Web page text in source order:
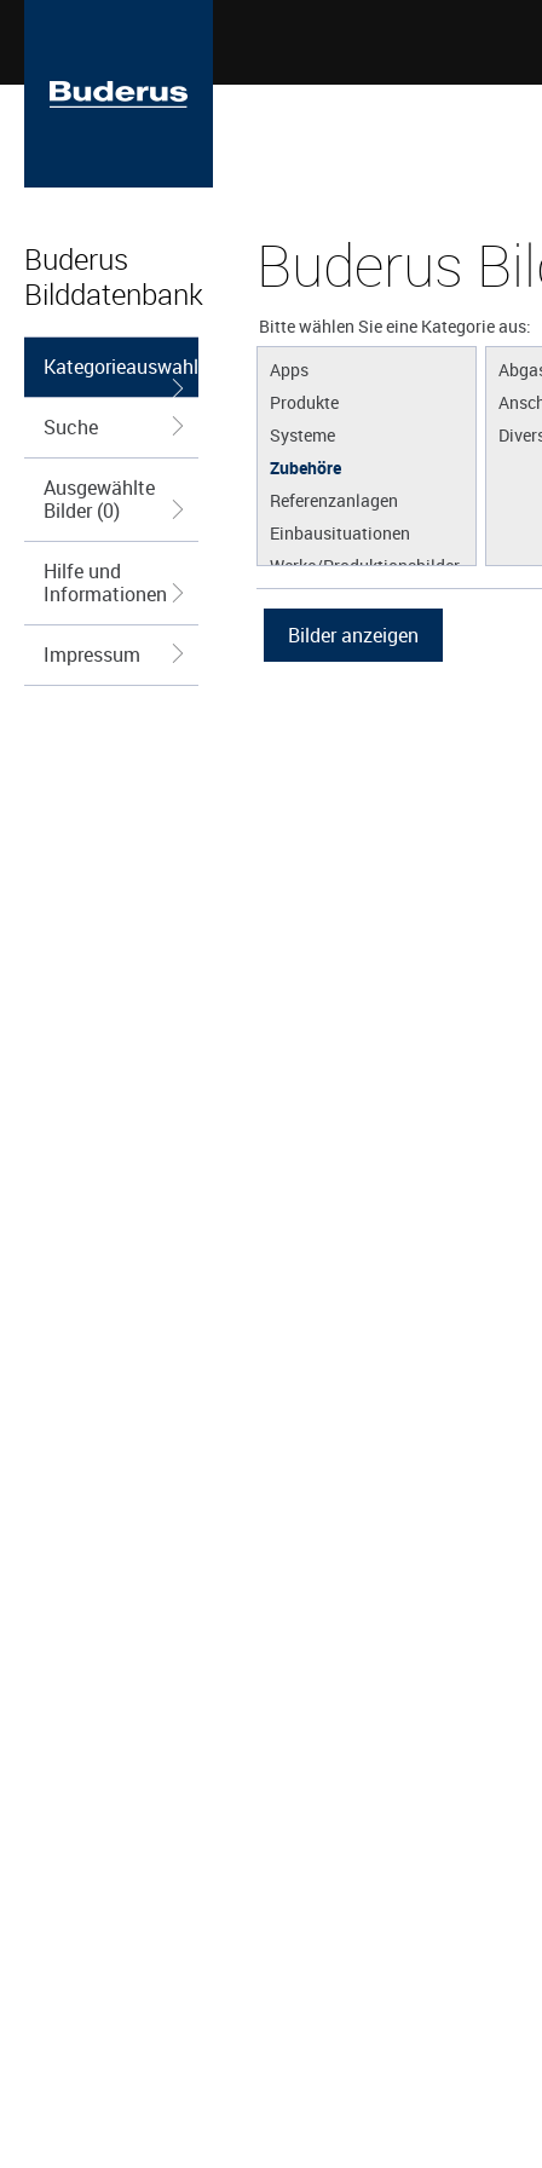
Buderus
Bilddatenbank
Kategorieauswahl
Suche
Ausgewählte
Bilder (0)
Hilfe und
Informationen
Impressum
Buderus
Bitte wählen Sie eine Kategorie aus:
Apps
Produkte
Systeme
Zubehöre
Referenzanlagen
Einbausituationen
Werke/Produktionsbilder
Grafiken